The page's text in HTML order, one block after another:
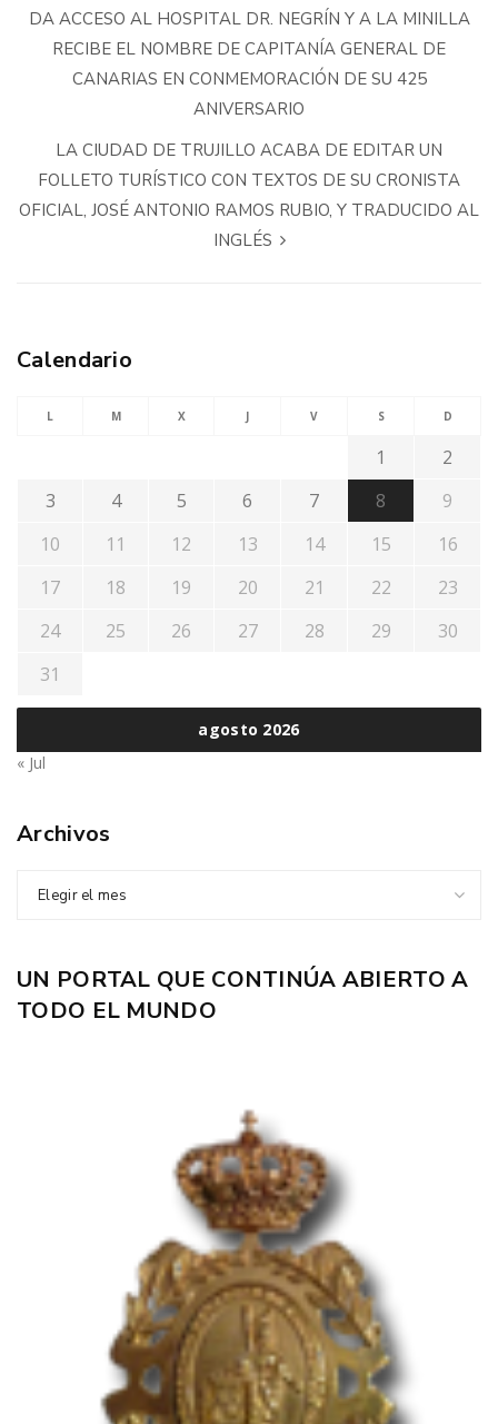
DA ACCESO AL HOSPITAL DR. NEGRÍN Y A LA MINILLA
RECIBE EL NOMBRE DE CAPITANÍA GENERAL DE
CANARIAS EN CONMEMORACIÓN DE SU 425
ANIVERSARIO
LA CIUDAD DE TRUJILLO ACABA DE EDITAR UN
FOLLETO TURÍSTICO CON TEXTOS DE SU CRONISTA
OFICIAL, JOSÉ ANTONIO RAMOS RUBIO, Y TRADUCIDO AL
INGLÉS
Calendario
agosto 2026
L M X J V S D
1
2
3
4 5 6 7 8
9
10
11 12 13 14 15
16
17
18 19 20 21 22
23
24
25 26 27 28 29
30
31
« Jul
Archivos
Elegir el mes
UN PORTAL QUE CONTINÚA ABIERTO A
TODO EL MUNDO